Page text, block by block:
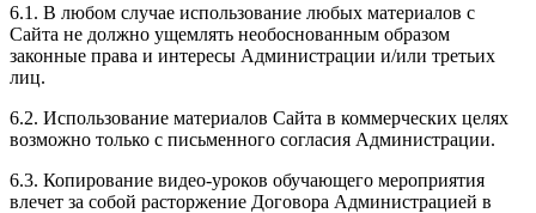
6.1. В любом случае использование любых материалов с
Сайта не должно ущемлять необоснованным образом
законные права и интересы Администрации и/или третьих
лиц.
6.2. Использование материалов Сайта в коммерческих целях
возможно только с письменного согласия Администрации.
6.3. Копирование видео-уроков обучающего мероприятия
влечет за собой расторжение Договора Администрацией в